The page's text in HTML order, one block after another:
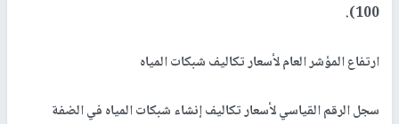
100).
ارتفاع المؤشر العام لأسعار تكاليف شبكات المياه
سجل الرقم القياسي لأسعار تكاليف إنشاء شبكات المياه في الضفة